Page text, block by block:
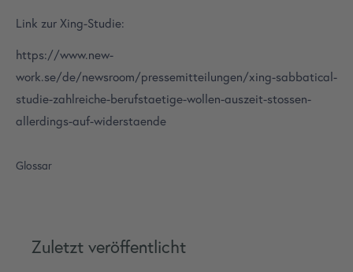
Link zur Xing-Studie:
https://www.new-
work.se/de/newsroom/pressemitteilungen/xing-sabbatical-
studie-zahlreiche-berufstaetige-wollen-auszeit-stossen-
allerdings-auf-widerstaende
Glossar
Zuletzt veröffentlicht